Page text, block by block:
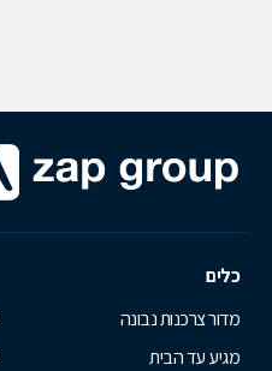
כלים
מדור צרכנות נבונה
מגיע עד הבית